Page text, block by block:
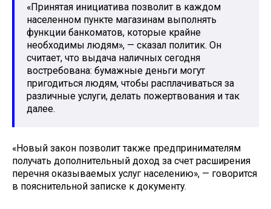
«Принятая инициатива позволит в каждом
населенном пункте магазинам выполнять
функции банкоматов, которые крайне
необходимы людям», — сказал политик. Он
считает, что выдача наличных сегодня
востребована: бумажные деньги могут
пригодиться людям, чтобы расплачиваться за
различные услуги, делать пожертвования и так
далее.
«Новый закон позволит также предпринимателям
получать дополнительный доход за счет расширения
перечня оказываемых услуг населению», — говорится
в пояснительной записке к документу.